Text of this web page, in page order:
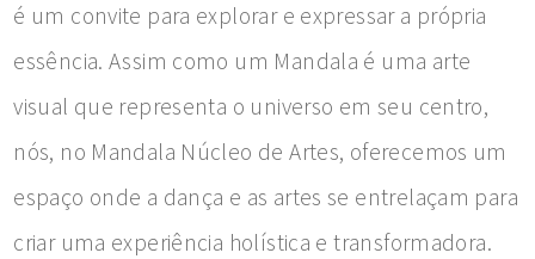
é um convite para explorar e expressar a própria
essência. Assim como um Mandala é uma arte
visual que representa o universo em seu centro,
nós, no Mandala Núcleo de Artes, oferecemos um
espaço onde a dança e as artes se entrelaçam para
criar uma experiência holística e transformadora.